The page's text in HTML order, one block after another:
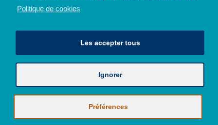
Avec le soutien de la Province de Liège
© 2026 - Tous droits réservés - JazzMania
Politique en matière de confidentialité et de vie privée
Hébergé parBehostings.com
Politique de cookies
Les accepter tous
Ignorer
Préférences